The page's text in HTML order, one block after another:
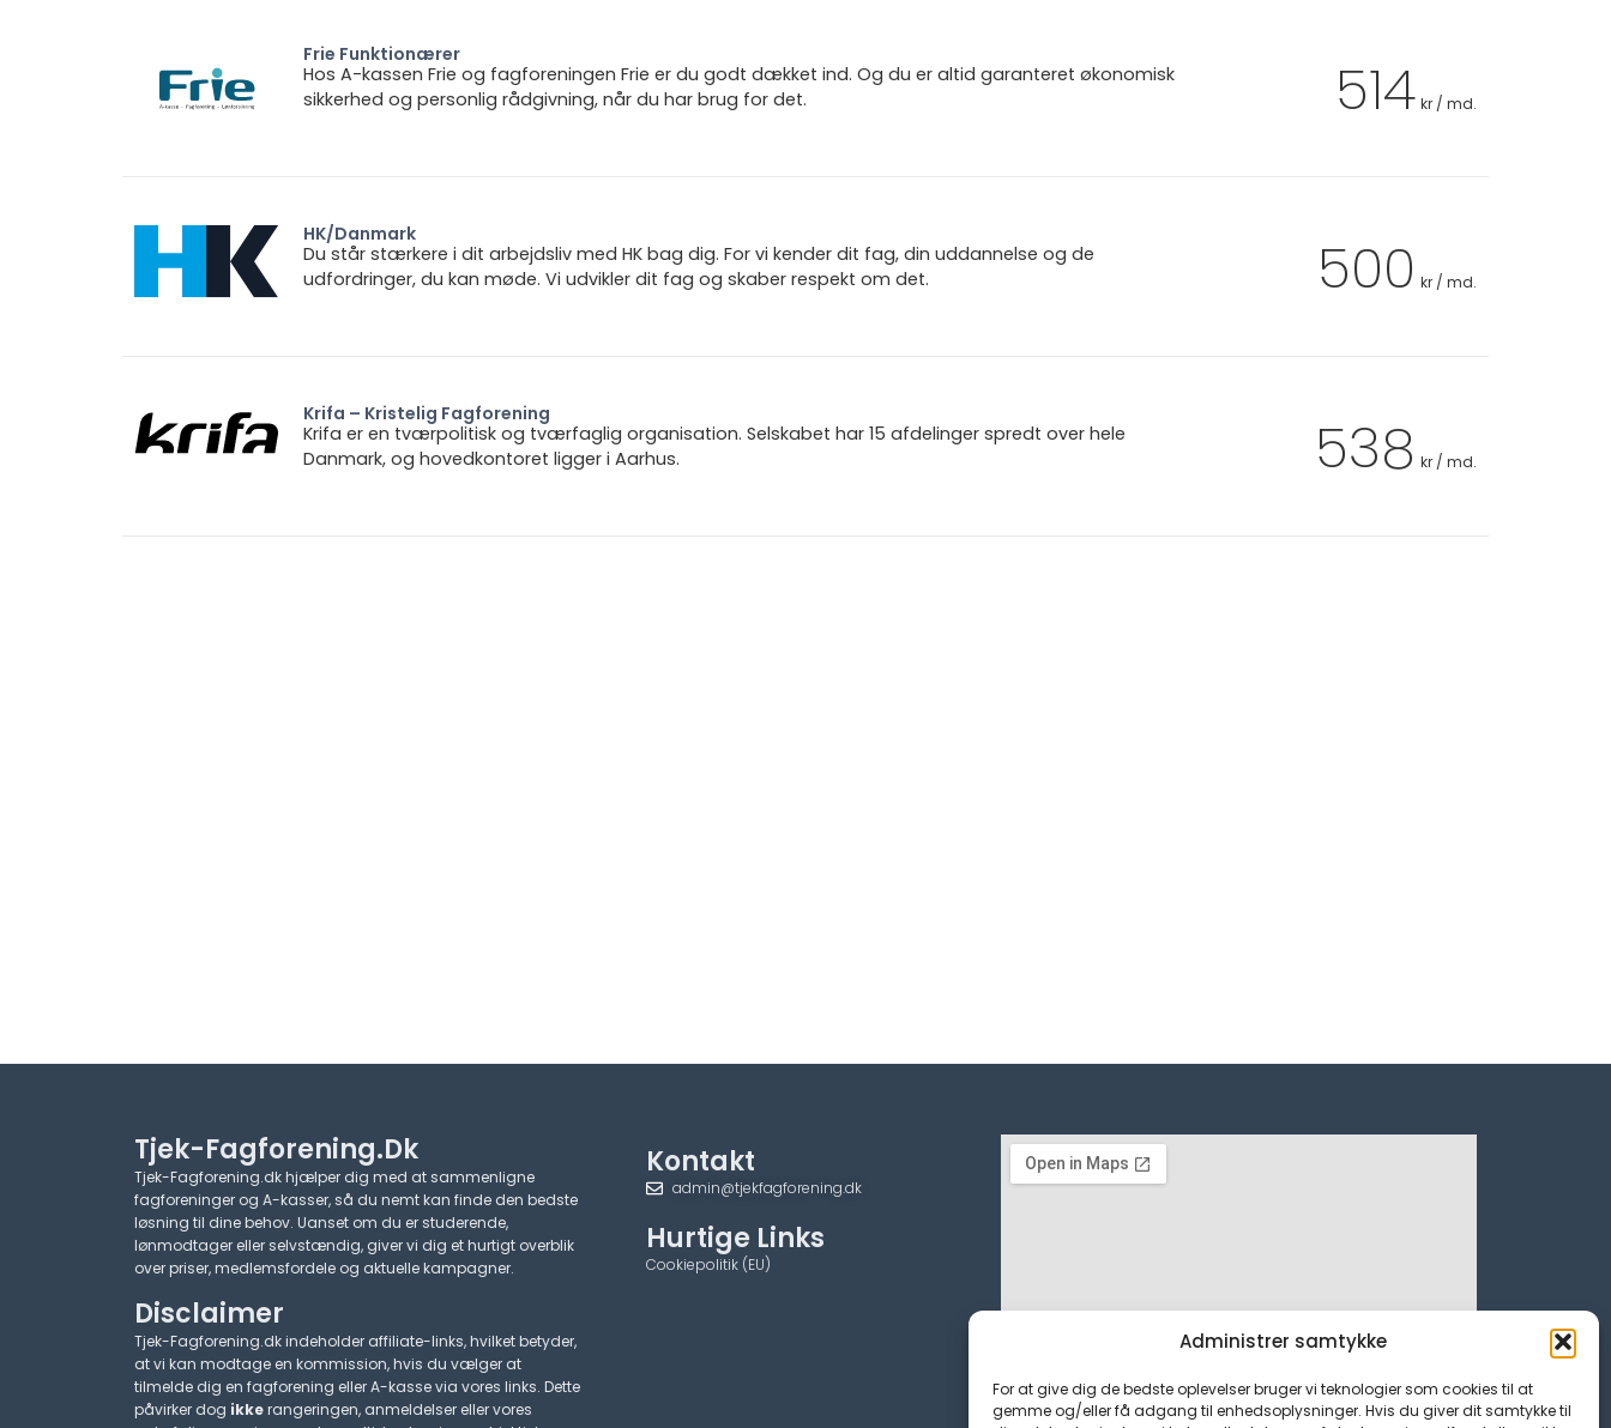
Administrer samtykke
For at give dig de bedste oplevelser bruger vi teknologier som cookies til at
gemme og/eller få adgang til enhedsoplysninger. Hvis du giver dit samtykke til
Frie Funktionærer
Hos A-kassen Frie og fagforeningen Frie er du godt dækket ind. Og du er altid garanteret økonomisk
sikkerhed og personlig rådgivning, når du har brug for det.
514 kr / md.
HK/Danmark
Du står stærkere i dit arbejdsliv med HK bag dig. For vi kender dit fag, din uddannelse og de
udfordringer, du kan møde. Vi udvikler dit fag og skaber respekt om det.
500 kr / md.
Krifa – Kristelig Fagforening
Krifa er en tværpolitisk og tværfaglig organisation. Selskabet har 15 afdelinger spredt over hele
Danmark, og hovedkontoret ligger i Aarhus.
538 kr / md.
Tjek-Fagforening.dk
Tjek-Fagforening.dk hjælper dig med at sammenligne
fagforeninger og A-kasser, så du nemt kan finde den bedste
løsning til dine behov. Uanset om du er studerende,
lønmodtager eller selvstændig, giver vi dig et hurtigt overblik
over priser, medlemsfordele og aktuelle kampagner.​
Disclaimer
Tjek-Fagforening.dk indeholder affiliate-links, hvilket betyder,
at vi kan modtage en kommission, hvis du vælger at
tilmelde dig en fagforening eller A-kasse via vores links. Dette
påvirker dog ikkerangeringen, anmeldelser eller vores
Kontakt
admin@tjekfagforening.dk
Hurtige Links
Cookiepolitik (EU)